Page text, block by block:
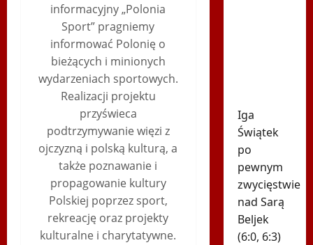
informacyjny „Polonia
Sport” pragniemy
informować Polonię o
bieżących i minionych
wydarzeniach sportowych.
Realizacji projektu
przyświeca
podtrzymywanie więzi z
ojczyzną i polską kulturą, a
także poznawanie i
propagowanie kultury
Polskiej poprzez sport,
rekreację oraz projekty
kulturalne i charytatywne.
Iga
Świątek
po
pewnym
zwycięstwie
nad Sarą
Beljek
(6:0, 6:3)